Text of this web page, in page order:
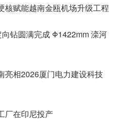
核赋能越南金瓯机场升级工程
钻圆满完成 Φ1422mm 滦河
亮相2026厦门电力建设科技
厂在印尼投产